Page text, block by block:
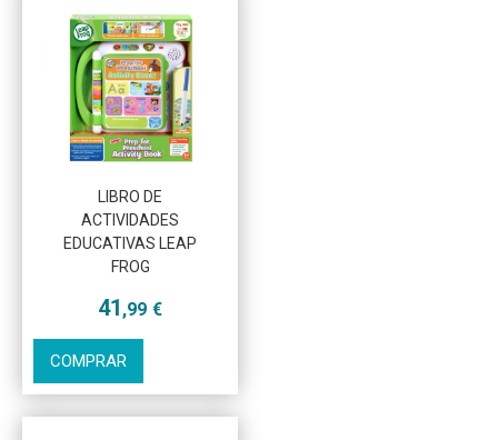
LIBRO DE
ACTIVIDADES
EDUCATIVAS LEAP
FROG
41 ,99 €
COMPRAR
Más info